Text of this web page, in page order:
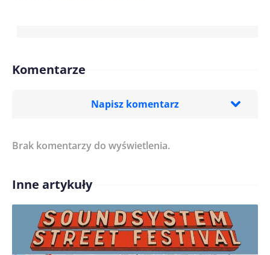
Komentarze
Napisz komentarz
Treść komentarza*
Imię/ Nick*
Brak komentarzy do wyświetlenia.
Inne artykuły